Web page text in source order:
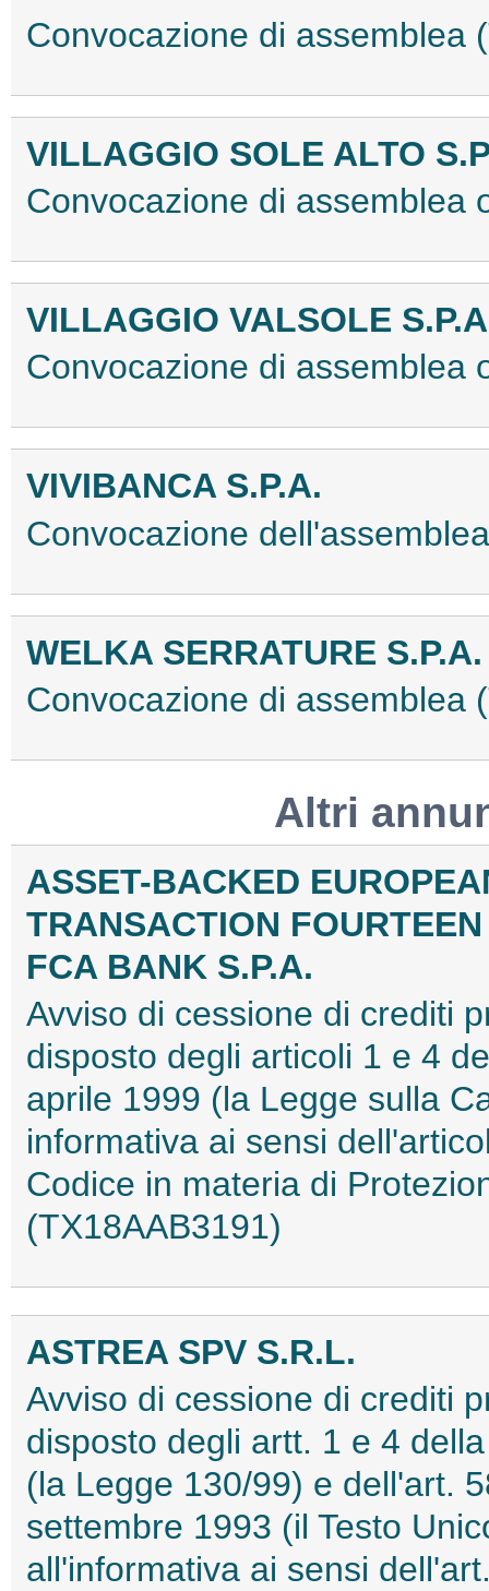
Convocazione di assemblea
VILLAGGIO SOLE ALTO
Convocazione di assemblea
VILLAGGIO VALSOLE
Convocazione di assemblea
VIVIBANCA S.P.A.
Convocazione
WELKA SERRATURE S.P.A.
Convocazione di assemblea
Altri
ASSET-BACKED
TRANSACTION
FCA BANK S.P.A.
Avviso di cessione di crediti
disposto degli articoli 1 e 4
aprile 1999 (la Legge sulla
informativa ai sensi
Codice in materia di
(TX18AAB3191)
ASTREA SPV S.R.L.
Avviso di cessione di crediti
disposto degli artt. 1 e 4
(la Legge 130/99) e dell'art.
settembre 1993 (il Testo
all'informativa ai sensi